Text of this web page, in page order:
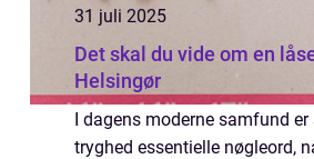
31 juli 2025
Det skal du vide om en
Helsingør
I dagens moderne samfund er
tryghed essentielle nøgleord,